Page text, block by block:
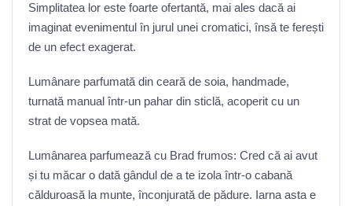
Simplitatea lor este foarte ofertantă, mai ales dacă ai
imaginat evenimentul în jurul unei cromatici, însă te ferești
de un efect exagerat.
Lumânare parfumată din ceară de soia, handmade,
turnată manual într-un pahar din sticlă, acoperit cu un
strat de vopsea mată.
Lumânarea parfumează cu Brad frumos: Cred că ai avut
și tu măcar o dată gândul de a te izola într-o cabană
călduroasă la munte, înconjurată de pădure. Iarna asta e